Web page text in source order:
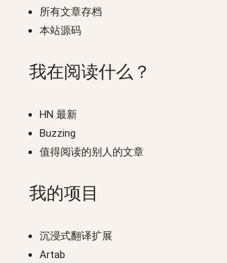
所有文章存档
本站源码
我在阅读什么？
HN 最新
Buzzing
值得阅读的别人的文章
我的项目
沉浸式翻译扩展
Artab